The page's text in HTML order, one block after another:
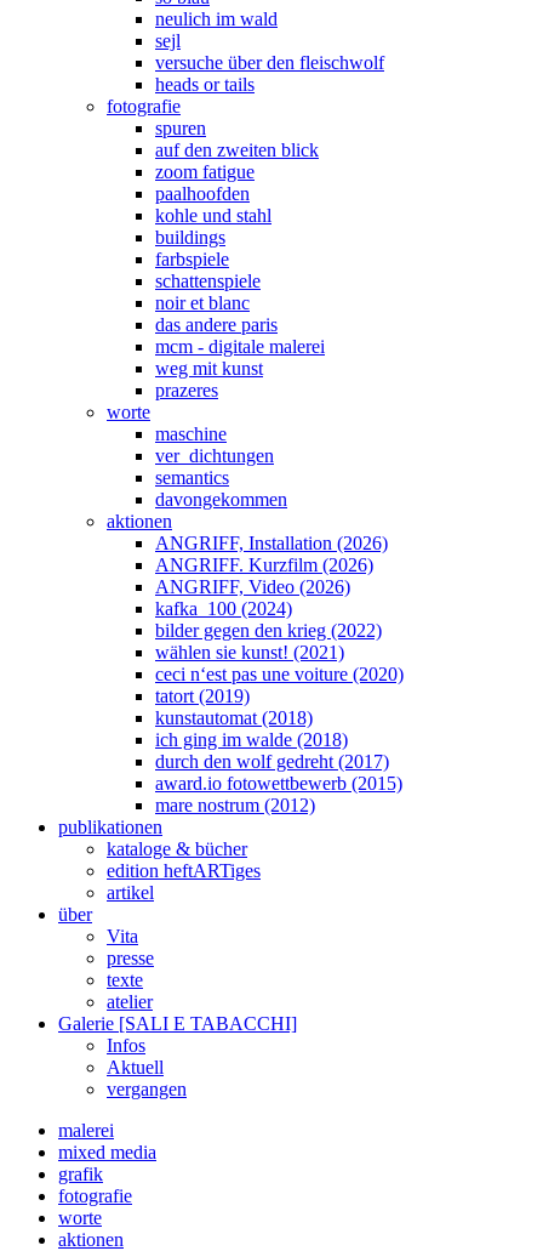
neulich im wald
sejl
versuche über den fleischwolf
heads or tails
fotografie
spuren
auf den zweiten blick
zoom fatigue
paalhoofden
kohle und stahl
buildings
farbspiele
schattenspiele
noir et blanc
das andere paris
mcm - digitale malerei
weg mit kunst
prazeres
worte
maschine
ver_dichtungen
semantics
davongekommen
aktionen
ANGRIFF, Installation (2026)
ANGRIFF. Kurzfilm (2026)
ANGRIFF, Video (2026)
kafka_100 (2024)
bilder gegen den krieg (2022)
wählen sie kunst! (2021)
ceci n‘est pas une voiture (2020)
tatort (2019)
kunstautomat (2018)
ich ging im walde (2018)
durch den wolf gedreht (2017)
award.io fotowettbewerb (2015)
mare nostrum (2012)
publikationen
kataloge & bücher
edition heftARTiges
artikel
über
Vita
presse
texte
atelier
Galerie [SALI E TABACCHI]
Infos
Aktuell
vergangen
malerei
mixed media
grafik
fotografie
worte
aktionen